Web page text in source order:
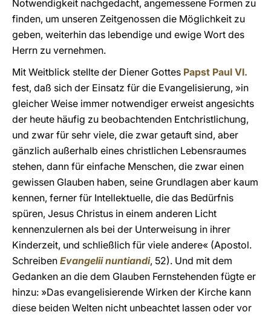
Notwendigkeit nachgedacht, angemessene Formen zu
finden, um unseren Zeitgenossen die Möglichkeit zu
geben, weiterhin das lebendige und ewige Wort des
Herrn zu vernehmen.
Mit Weitblick stellte der Diener Gottes Papst Paul VI.
fest, daß sich der Einsatz für die Evangelisierung, »in
gleicher Weise immer notwendiger erweist angesichts
der heute häufig zu beobachtenden Entchristlichung,
und zwar für sehr viele, die zwar getauft sind, aber
gänzlich außerhalb eines christlichen Lebensraumes
stehen, dann für einfache Menschen, die zwar einen
gewissen Glauben haben, seine Grundlagen aber kaum
kennen, ferner für Intellektuelle, die das Bedürfnis
spüren, Jesus Christus in einem anderen Licht
kennenzulernen als bei der Unterweisung in ihrer
Kinderzeit, und schließlich für viele andere« (Apostol.
Schreiben Evangelii nuntiandi, 52). Und mit dem
Gedanken an die dem Glauben Fernstehenden fügte er
hinzu: »Das evangelisierende Wirken der Kirche kann
diese beiden Welten nicht unbeachtet lassen oder vor